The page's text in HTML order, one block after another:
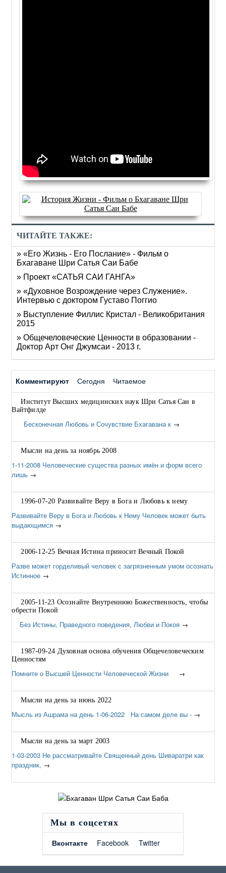
ЧИТАЙТЕ ТАКЖЕ:
» «Его Жизнь - Его Послание» - Фильм о
Бхагаване Шри Сатья Саи Бабе
» Проект «САТЬЯ САИ ГАНГА»
» «Духовное Возрождение через Cлужение».
Интервью с доктором Густаво Поггио
» Выступление Филлис Кристал - Великобритания
2015
» Общечеловеческие Ценности в образовании -
Доктор Арт Онг Джумсаи - 2013 г.
Комментируют Сегодня Читаемое
Институт Высших медицинских наук Шри Сатья Саи в
Вайтфилде
Бесконечная Любовь и Сочувствие Бхагавана к →
Мысли на день за ноябрь 2008
1-11-2008 Человеческие существа разных имён и форм всего
лишь →
1996-07-20 Развивайте Веру в Бога и Любовь к нему
Развивайте Веру в Бога и Любовь к Нему Человек может быть
выдающимся →
2006-12-25 Вечная Истина приносит Вечный Покой
Разве может горделивый человек с загрязненным умом осознать
Истинное →
2005-11-23 Осознайте Внутреннюю Божественность, чтобы
обрести Покой
Без Истины, Праведного поведения, Любви и Покоя →
1987-09-24 Духовная основа обучения Общечеловеческим
Ценностям
Помните о Высшей Ценности Человеческой Жизни →
Мысли на день за июнь 2022
Мысль из Ашрама на день 1-06-2022 На самом деле вы - →
Мысли на день за март 2003
1-03-2003 Не рассматривайте Священный день Шиваратри как
праздник, →
Мы в соцсетях
Вконтакте
Facebook Twitter